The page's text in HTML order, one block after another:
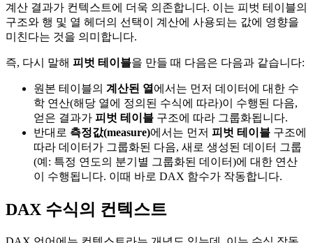
계산 결과가 컨텍스트에 더욱 의존합니다. 이는 피벗 테이블의
구조와 행 및 열 헤더의 선택이 계산에 사용되는 값에 영향을
미친다는 것을 의미합니다.
즉, 다시 말해 피벗 테이블을 만들 때 다음은 다음과 같습니다:
원본 테이블의 계산된 열 에서는 먼저 데이터에 대한 수
학 연산(해당 열에 정의된 수식에 따라)이 수행된 다음,
얻은 결과가 피벗 테이블 구조에 따라 그룹화됩니다.
반대로 측정값(measure)에서는 먼저 피벗 테이블 구조에
따라 데이터가 그룹화된 다음, 새로 생성된 데이터 그룹
(예: 특정 연도의 분기별 그룹화된 데이터)에 대한 연산
이 수행됩니다. 이때 바로 DAX 함수가 작동합니다.
DAX 수식의 컨텍스트